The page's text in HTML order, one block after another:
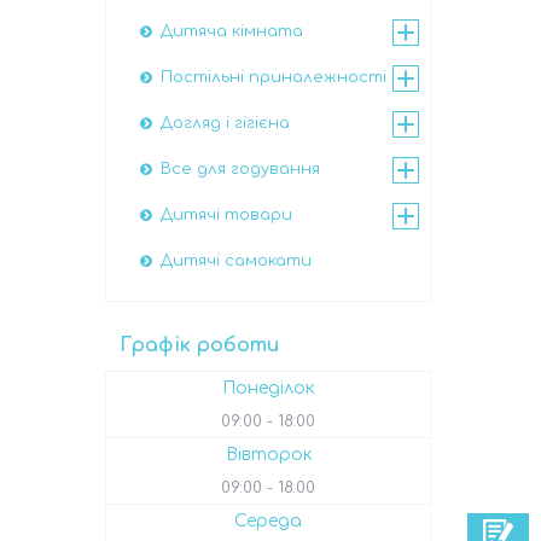
Дитяча кімната
Постільні приналежності
Догляд і гігієна
Все для годування
Дитячі товари
Дитячі самокати
Графік роботи
Понеділок
09:00 18:00
Вівторок
09:00 18:00
Середа